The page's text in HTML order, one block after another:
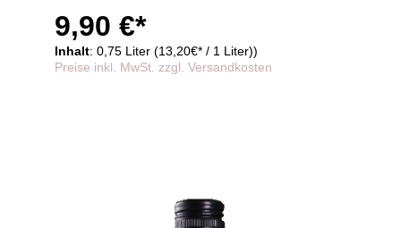
9,90 €*
Inhalt: 0,75 Liter (13,20€* / 1 Liter))
Preise inkl. MwSt. zzgl. Versandkosten